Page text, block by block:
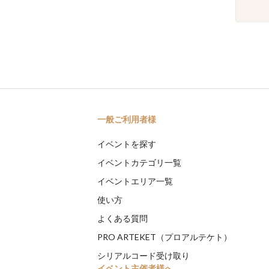
一般ご利用者様
イベントを探す
イベントカテゴリ一覧
イベントエリア一覧
使い方
よくある質問
PRO ARTEKET（プロアルテケト）
シリアルコード受け取り